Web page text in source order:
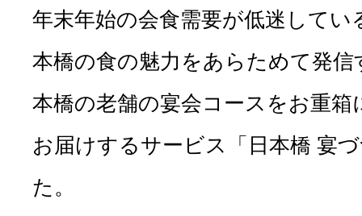
年末年始の会食需要が低迷してい
本橋の食の魅力をあらためて発
本橋の老舗の宴会コースをお重
お届けするサービス「日本橋 宴
た。